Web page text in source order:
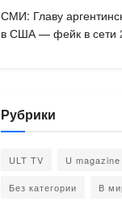
СМИ: Главу
в США — фейк в сети
Рубрики
ULT TV U magazine
Без категории В